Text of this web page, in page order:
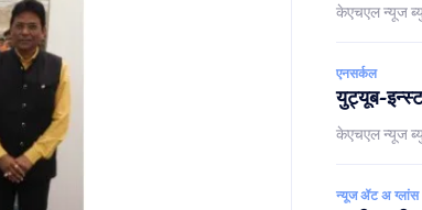
केएचएल न्यूज
एनसर्कल
युट्यूब-
केएचएल न्यूज
न्यूज ॲट अ ग्लांस